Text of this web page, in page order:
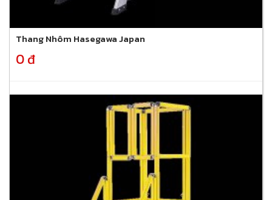
Thang Nhôm Hasegawa Japan
0 đ